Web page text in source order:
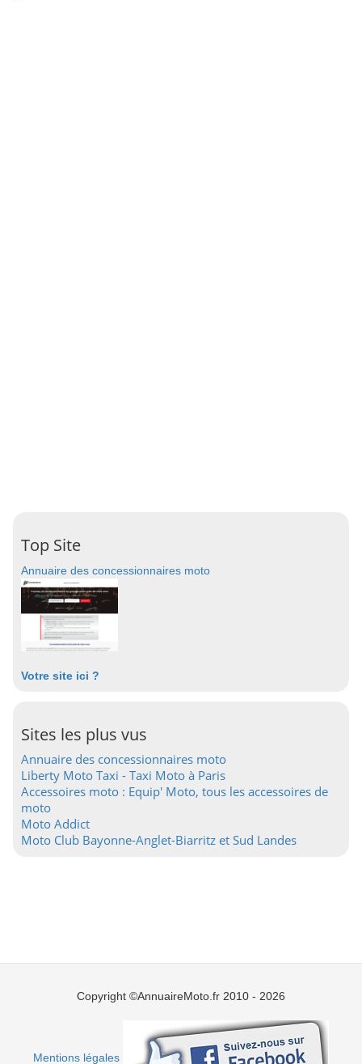
Top Site
Annuaire des concessionnaires moto
Votre site ici ?
Sites les plus vus
Annuaire des concessionnaires moto
Liberty Moto Taxi - Taxi Moto à Paris
Accessoires moto : Equip' Moto, tous les accessoires de
moto
Moto Addict
Moto Club Bayonne-Anglet-Biarritz et Sud Landes
Copyright ©AnnuaireMoto.fr 2010 - 2026
Mentions légales